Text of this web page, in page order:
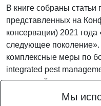
В книге собраны
представленных на
консервации) 2021
следующее
комплексные меры по
integrated pest
стратегией в
применение
Мы